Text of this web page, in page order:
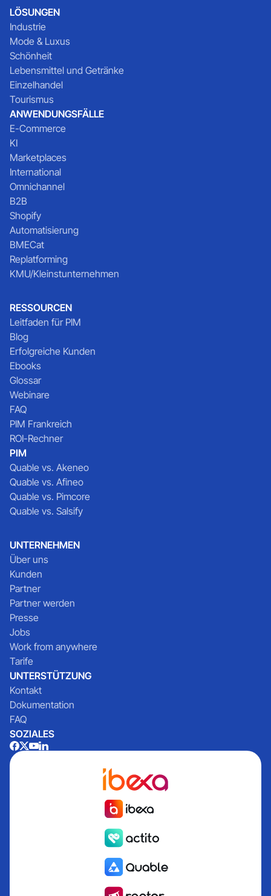
LÖSUNGEN
Industrie
Mode & Luxus
Schönheit
Lebensmittel und Getränke
Einzelhandel
Tourismus
ANWENDUNGSFÄLLE
E-Commerce
KI
Marketplaces
International
Omnichannel
B2B
Shopify
Automatisierung
BMECat
Replatforming
KMU/Kleinstunternehmen
RESSOURCEN
Leitfaden für PIM
Blog
Erfolgreiche Kunden
Ebooks
Glossar
Webinare
FAQ
PIM Frankreich
ROI-Rechner
PIM
Quable vs. Akeneo
Quable vs. Afineo
Quable vs. Pimcore
Quable vs. Salsify
UNTERNEHMEN
Über uns
Kunden
Partner
Partner werden
Presse
Jobs
Work from anywhere
Tarife
UNTERSTÜTZUNG
Kontakt
Dokumentation
FAQ
SOZIALES